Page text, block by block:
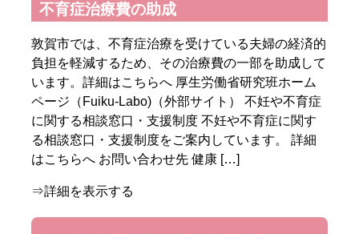
不育症治療費の助成
敦賀市では、不育症治療を受けている夫婦の経済的
負担を軽減するため、その治療費の一部を助成して
います。詳細はこちらへ 厚生労働省研究班ホーム
ページ（Fuiku-Labo)（外部サイト） 不妊や不育症
に関する相談窓口・支援制度 不妊や不育症に関す
る相談窓口・支援制度をご案内しています。 詳細
はこちらへ お問い合わせ先 健康 […]
⇒詳細を表示する